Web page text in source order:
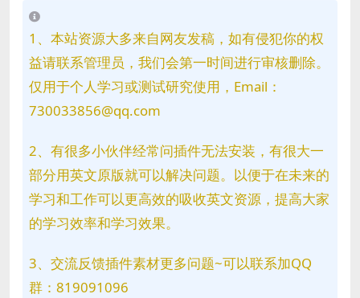
1、本站资源大多来自网友发稿，如有侵犯你的权
益请联系管理员，我们会第一时间进行审核删除。
仅用于个人学习或测试研究使用，Email：
730033856@qq.com
2、有很多小伙伴经常问插件无法安装，有很大一
部分用英文原版就可以解决问题。以便于在未来的
学习和工作可以更高效的吸收英文资源，提高大家
的学习效率和学习效果。
3、交流反馈插件素材更多问题~可以联系加QQ
群：819091096